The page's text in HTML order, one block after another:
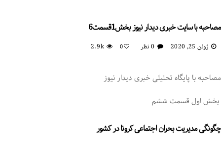
مصاحبه با سایت خبری دیدار نیوز بخش1قسمت6
ژوئن 25, 2020 0 نظر 0
2.9k
مصاحبه با پایگاه تحلیلی خبری دیدار نیوز
بخش اول قسمت ششم
چگونگی مدیریت بحران اجتماعی کرونا در کشور